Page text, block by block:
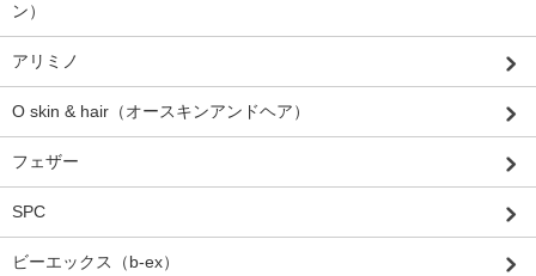
ン）
アリミノ
O skin & hair（オースキンアンドヘア）
フェザー
SPC
ビーエックス（b-ex）